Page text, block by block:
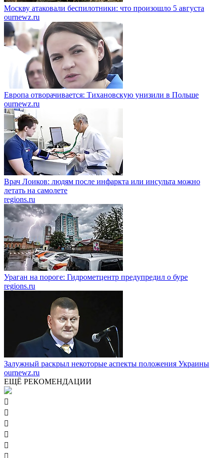
Москву атаковали беспилотники: что произошло 5 августа
ournewz.ru
Европа отворачивается: Тихановскую унизили в Польше
ournewz.ru
Врач Лоиков: людям после инфаркта или инсульта можно
летать на самолете
regions.ru
Ураган на пороге: Гидрометцентр предупредил о буре
regions.ru
Залужный раскрыл некоторые аспекты положения Украины
ournewz.ru
ЕЩЁ РЕКОМЕНДАЦИИ





